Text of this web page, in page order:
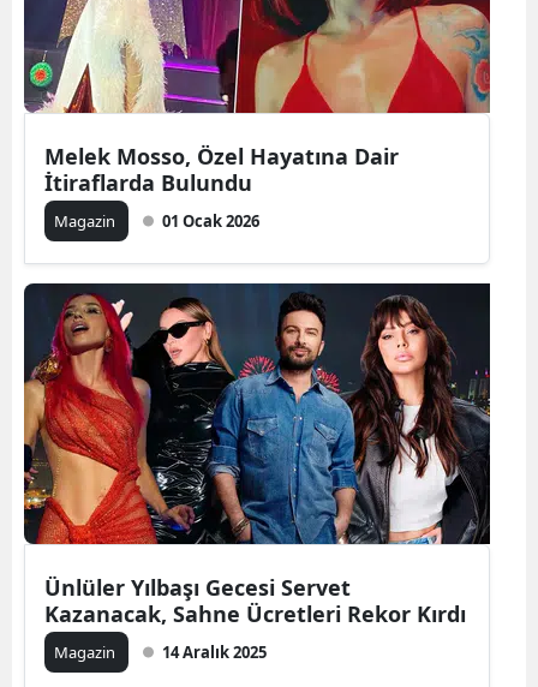
Melek Mosso, Özel Hayatına Dair
İtiraflarda Bulundu
Magazin 01 Ocak 2026
Ünlüler Yılbaşı Gecesi Servet
Kazanacak, Sahne Ücretleri Rekor Kırdı
Magazin 14 Aralık 2025